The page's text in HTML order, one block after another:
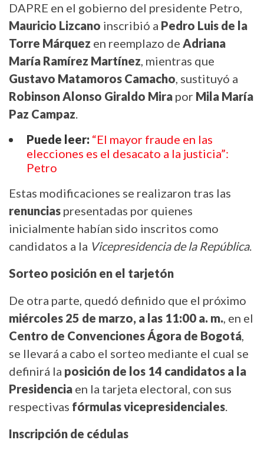
DAPRE en el gobierno del presidente Petro,
Mauricio Lizcano inscribió a Pedro Luis de la
Torre Márquez en reemplazo de Adriana
María Ramírez Martínez, mientras que
Gustavo Matamoros Camacho, sustituyó a
Robinson Alonso Giraldo Mira por Mila María
Paz Campaz.
Puede leer: “El mayor fraude en las
elecciones es el desacato a la justicia”:
Petro
Estas modificaciones se realizaron tras las
renuncias presentadas por quienes
inicialmente habían sido inscritos como
candidatos a la Vicepresidencia de la República.
Sorteo posición en el tarjetón
De otra parte, quedó definido que el próximo
miércoles 25 de marzo, a las 11:00 a. m., en el
Centro de Convenciones Ágora de Bogotá,
se llevará a cabo el sorteo mediante el cual se
definirá la posición de los 14 candidatos a la
Presidencia en la tarjeta electoral, con sus
respectivas fórmulas vicepresidenciales.
Inscripción de cédulas